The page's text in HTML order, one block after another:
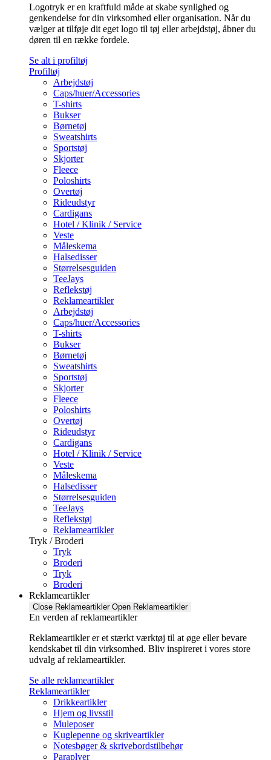
Logotryk er en kraftfuld måde at skabe synlighed og
genkendelse for din virksomhed eller organisation. Når du
vælger at tilføje dit eget logo til tøj eller arbejdstøj, åbner du
døren til en række fordele.
Se alt i profiltøj
Profiltøj
Arbejdstøj
Caps/huer/Accessories
T-shirts
Bukser
Børnetøj
Sweatshirts
Sportstøj
Skjorter
Fleece
Poloshirts
Overtøj
Rideudstyr
Cardigans
Hotel / Klinik / Service
Veste
Måleskema
Halsedisser
Størrelsesguiden
TeeJays
Reflekstøj
Reklameartikler
Arbejdstøj
Caps/huer/Accessories
T-shirts
Bukser
Børnetøj
Sweatshirts
Sportstøj
Skjorter
Fleece
Poloshirts
Overtøj
Rideudstyr
Cardigans
Hotel / Klinik / Service
Veste
Måleskema
Halsedisser
Størrelsesguiden
TeeJays
Reflekstøj
Reklameartikler
Tryk / Broderi
Tryk
Broderi
Tryk
Broderi
Reklameartikler
Close Reklameartikler Open Reklameartikler
En verden af reklameartikler ​
Reklameartikler er et stærkt værktøj til at øge eller bevare
kendskabet til din virksomhed. Bliv inspireret i vores store
udvalg af reklameartikler.
Se alle reklameartikler
Reklameartikler
Drikkeartikler
Hjem og livsstil
Muleposer
Kuglepenne og skriveartikler
Notesbøger & skrivebordstilbehør
Paraplyer